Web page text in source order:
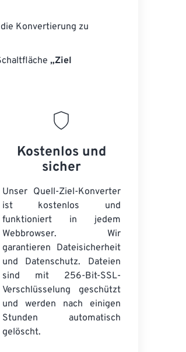
Konvertierung zu
„Ziel
Kostenlos und
sicher
Unser Quell-Ziel-Konverter
ist kostenlos und
funktioniert in jedem
Webbrowser. Wir
garantieren Dateisicherheit
und Datenschutz. Dateien
sind mit 256-Bit-SSL-
Verschlüsselung geschützt
und werden nach einigen
Stunden automatisch
gelöscht.